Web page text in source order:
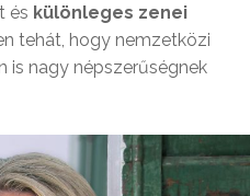
és különleges zenei
tehát, hogy nemzetközi
is nagy népszerűségnek